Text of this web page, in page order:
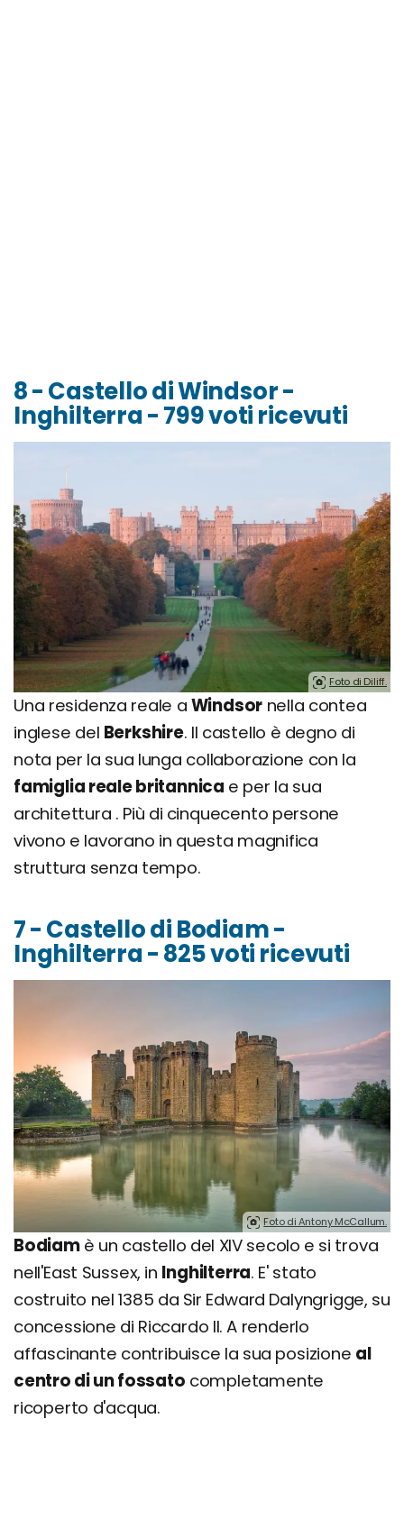
8 - Castello di Windsor -
Inghilterra - 799 voti ricevuti
Foto di Diliff.
Una residenza reale a Windsor nella contea
inglese del Berkshire. Il castello è degno di
nota per la sua lunga collaborazione con la
famiglia reale britannica e per la sua
architettura . Più di cinquecento persone
vivono e lavorano in questa magnifica
struttura senza tempo.
7 - Castello di Bodiam -
Inghilterra - 825 voti ricevuti
Foto di Antony McCallum.
Bodiamè un castello del XIV secolo e si trova
nell'East Sussex, in Inghilterra. E' stato
costruito nel 1385 da Sir Edward Dalyngrigge, su
concessione di Riccardo II. A renderlo
affascinante contribuisce la sua posizione al
centro di un fossato completamente
ricoperto d'acqua.